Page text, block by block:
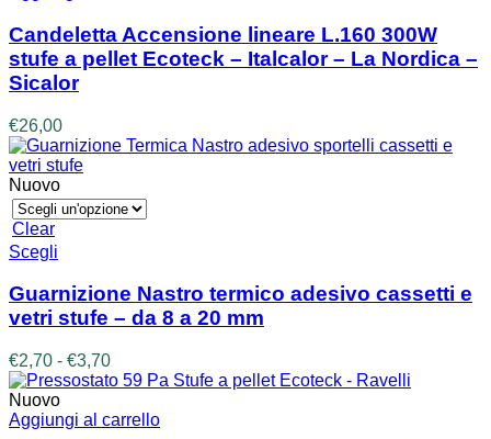
Candeletta Accensione lineare L.160 300W
stufe a pellet Ecoteck – Italcalor – La Nordica –
Sicalor
€26,00
Nuovo
Clear
Scegli
ha
più
varianti.
Le
opzioni
possono
essere
scelte
Guarnizione Nastro termico adesivo cassetti e
vetri stufe – da 8 a 20 mm
€2,70 - €3,70Fascia
di
da
Nuovo
Aggiungi al carrello